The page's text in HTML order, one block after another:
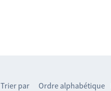
Trier par Ordre alphabétique